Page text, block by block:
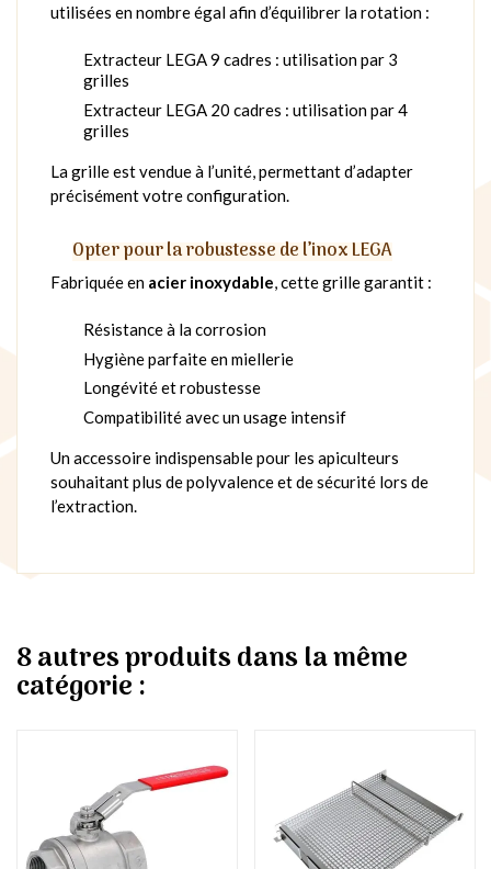
utilisées en nombre égal afin d’équilibrer la rotation :
Extracteur LEGA 9 cadres : utilisation par 3
grilles
Extracteur LEGA 20 cadres : utilisation par 4
grilles
La grille est vendue à l’unité, permettant d’adapter
précisément votre configuration.
Opter pour la robustesse de l’inox LEGA
Fabriquée en acier inoxydable, cette grille garantit :
Résistance à la corrosion
Hygiène parfaite en miellerie
Longévité et robustesse
Compatibilité avec un usage intensif
Un accessoire indispensable pour les apiculteurs
souhaitant plus de polyvalence et de sécurité lors de
l’extraction.
8 autres produits dans la même
catégorie :